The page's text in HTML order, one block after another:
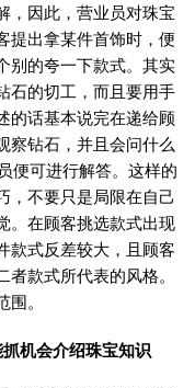
，因此，营业员对珠宝
提出拿某件首饰时，便
别的夸一下款式。其实
石的切工，而且要用手
的话基本说完在递给顾
察钻石，并且会问什么
便可进行解答。这样的
，不要只是局限在自己
。在顾客挑选款式出现
款式反差较大，且顾客
款式所代表的风格。
。
机会介绍珠宝知识